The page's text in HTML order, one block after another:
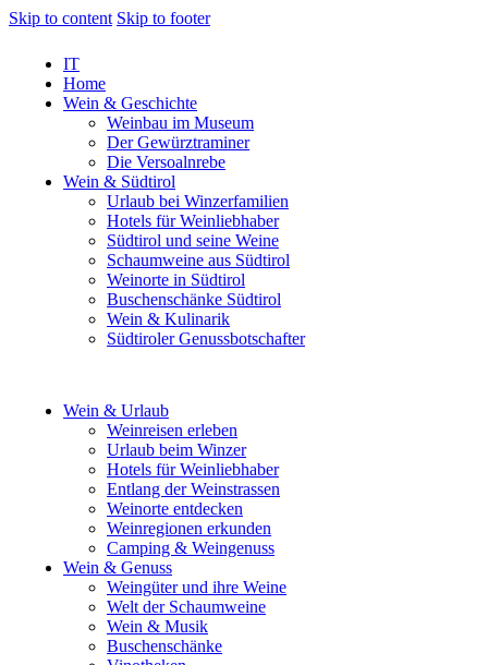
Skip to content Skip to footer
IT
Home
Wein & Geschichte
Weinbau im Museum
Der Gewürztraminer
Die Versoalnrebe
Wein & Südtirol
Urlaub bei Winzerfamilien
Hotels für Weinliebhaber
Südtirol und seine Weine
Schaumweine aus Südtirol
Weinorte in Südtirol
Buschenschänke Südtirol
Wein & Kulinarik
Südtiroler Genussbotschafter
Wein & Urlaub
Weinreisen erleben
Urlaub beim Winzer
Hotels für Weinliebhaber
Entlang der Weinstrassen
Weinorte entdecken
Weinregionen erkunden
Camping & Weingenuss
Wein & Genuss
Weingüter und ihre Weine
Welt der Schaumweine
Wein & Musik
Buschenschänke